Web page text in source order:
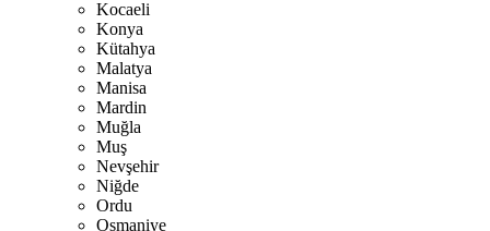
Kocaeli
Konya
Kütahya
Malatya
Manisa
Mardin
Muğla
Muş
Nevşehir
Niğde
Ordu
Osmaniye